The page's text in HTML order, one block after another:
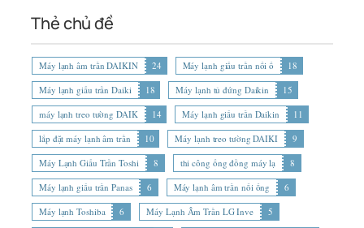
Thẻ chủ đề
Máy lạnh âm trần DAIKIN 24 Máy lạnh giấu trần nối ố
18
Máy lạnh giấu trần Daiki
18 Máy lạnh tủ đứng Daikin
15
máy lạnh treo tường DAIK
14 Máy lạnh giấu trần Daikin
11
lắp đặt máy lạnh âm trần
10 Máy lạnh treo tường DAIKI
9
Máy Lạnh Giấu Trần Toshi
8 thi công ống đồng máy lạ
8
Máy lạnh giấu trần Panas
6 Máy lạnh âm trần nối ống
6
Máy lạnh Toshiba
6 Máy Lạnh Âm Trần LG Inve
5